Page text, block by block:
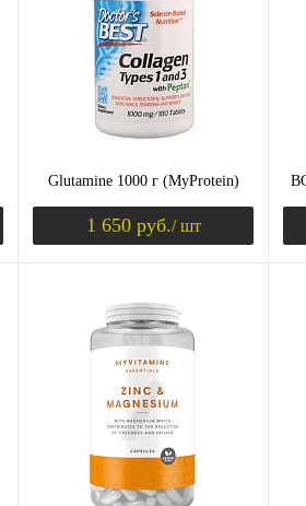
В избранное
Недоступно
Glutamine 1000 г (MyProtein)
1 650 руб./ шт
Купить в 1 клик
Сравнение
В избранное
Недоступно